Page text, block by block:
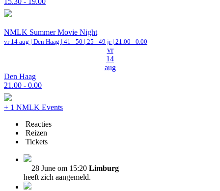
NMLK Summer Movie Night
vr 14 aug | Den Haag | 41 - 50 | 25 - 49 jr | 21.00 - 0.00
vr
14
aug
Den Haag
21.00 - 0.00
+ 1 NMLK Events
Reacties
Reizen
Tickets
28 June om 15:20 Limburg
heeft zich aangemeld.